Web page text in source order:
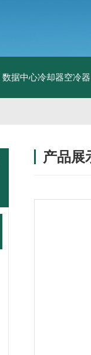
数据中心冷却器空冷器
产品展